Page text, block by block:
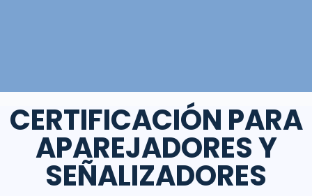
CERTIFICACIÓN PARA
APAREJADORES Y
SEÑALIZADORES